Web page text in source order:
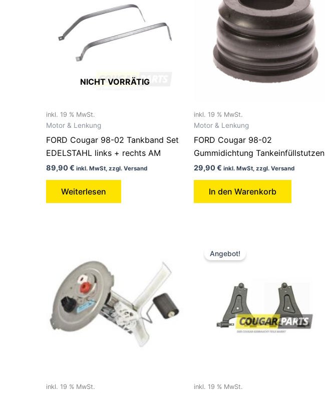
NICHT VORRÄTIG
inkl. 19 % MwSt.
Motor & Lenkung
FORD Cougar 98-02 Tankband Set
EDELSTAHL links + rechts AM
89,90€ inkl. MwSt, zzgl. Versand
Weiterlesen
inkl. 19 % MwSt.
Motor & Lenkung
FORD Cougar 98-02
Gummidichtung Tankeinfüllstutzen
29,90€ inkl. MwSt, zzgl. Versand
In den Warenkorb
inkl. 19 % MwSt.
Angebot!
inkl. 19 % MwSt.
war: